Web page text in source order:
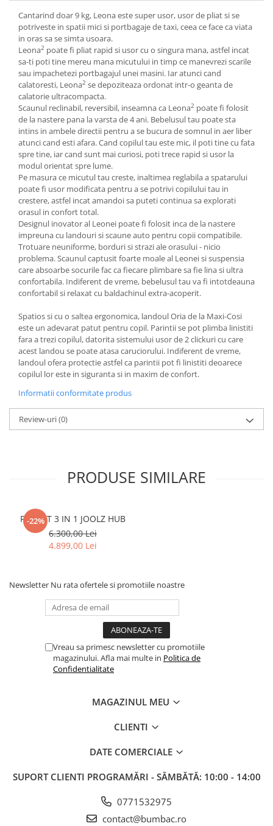
Cantarind doar 9 kg, Leona este super usor, usor de pliat si se
potriveste in spatii mici si portbagaje de taxi, ceea ce face ca viata
in oras sa se simta usoara.
Leona2 poate fi pliat rapid si usor cu o singura mana, astfel incat
sa-ti poti tine mereu mana micutului in timp ce manevrezi scarile
sau impachetezi portbagajul unei masini. Iar atunci cand
calatoresti, Leona2 se depoziteaza ordonat intr-o geanta de
calatorie ultracompacta.
Scaunul reclinabil, reversibil, inseamna ca Leona2 poate fi folosit
de la nastere pana la varsta de 4 ani. Bebelusul tau poate sta
intins in ambele directii pentru a se bucura de somnul in aer liber
atunci cand esti afara. Cand copilul tau este mic, il poti tine cu fata
spre tine, iar cand sunt mai curiosi, poti trece rapid si usor la
modul orientat spre lume.
Pe masura ce micutul tau creste, inaltimea reglabila a spatarului
poate fi usor modificata pentru a se potrivi copilului tau in
crestere, astfel incat amandoi sa puteti continua sa explorati
orasul in confort total.
Designul inovator al Leonei poate fi folosit inca de la nastere
impreuna cu landouri si scaune auto pentru copii compatibile.
Trotuare neuniforme, borduri si strazi ale orasului - nicio
problema. Scaunul captusit foarte moale al Leonei si suspensia
care absoarbe socurile fac ca fiecare plimbare sa fie lina si ultra
confortabila. Indiferent de vreme, bebelusul tau va fi intotdeauna
confortabil si relaxat cu baldachinul extra-acoperit.
Spatios si cu o saltea ergonomica, landoul Oria de la Maxi-Cosi
este un adevarat patut pentru copil. Parintii se pot plimba linistiti
fara a trezi copilul, datorita sistemului usor de 2 clickuri cu care
acest landou se poate atasa caruciorului. Indiferent de vreme,
landoul ofera protectie astfel ca parintii pot fi linistiti deoarece
copilul lor este in siguranta si in maxim de confort.
Informatii conformitate produs
Review-uri(0)
PRODUSE SIMILARE
-22%
PACHET 3 IN 1 JOOLZ HUB
6.300,00 Lei
4.899,00 Lei
Newsletter Nu rata ofertele si promotiile noastre
Vreau sa primesc newsletter cu promotiile
magazinului. Afla mai multe in Politica de
Confidentialitate
MAGAZINUL MEU
CLIENTI
DATE COMERCIALE
SUPORT CLIENTI PROGRAMĂRI - SÂMBĂTĂ: 10:00 - 14:00
0771532975
contact@bumbac.ro